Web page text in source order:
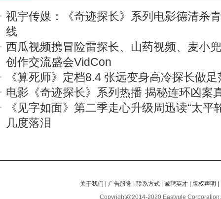
视宇传媒：《奇迹探长》系列电影德清杀
线
西瓜视频携冒险雷探长、山药视频、麦小
创作交流盛会VidCon
《算死师》定档8.4 张远变身高冷探长做足
电影《奇迹探长》系列热播 揭秘连环凶案
《见字如面》第二季走心升级周迅读“太平
几度落泪
关于我们 广告服务 |联系方式 |诚聘英才 版权声明
Copyright@2014-2020 Eastyule